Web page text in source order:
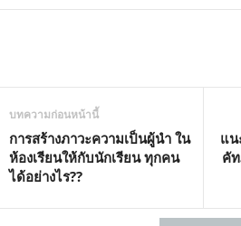
บทความก่อนหน้านี้
การสร้างภาวะความเป็นผู้นำ ใน
ห้องเรียนให้กับนักเรียน ทุกคน
ได้อย่างไร??
แน
คั